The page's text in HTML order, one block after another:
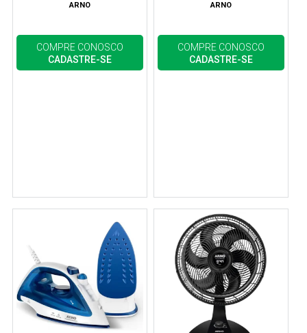
ARNO
COMPRE CONOSCO
CADASTRE-SE
ARNO
COMPRE CONOSCO
CADASTRE-SE